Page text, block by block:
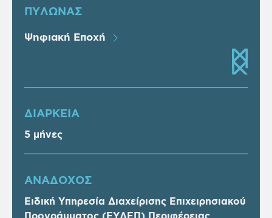
ΠΥΛΩΝΑΣ
Ψηφιακή Εποχή
ΔΙΑΡΚΕΙΑ
5 μήνες
ΑΝΑΔΟΧΟΣ
Ειδική Υπηρεσία Διαχείρισης Επιχειρησιακού
Προγράμματος (ΕΥΔΕΠ) Περιφέρειας